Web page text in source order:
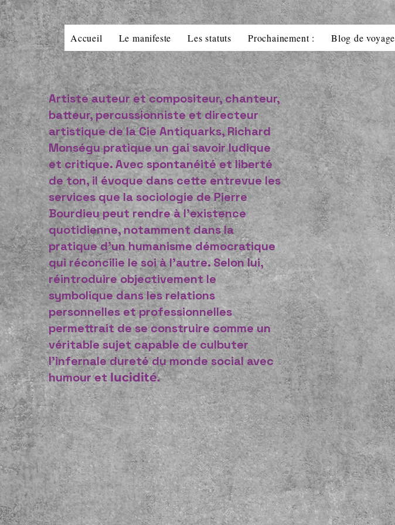
Accueil Le manifeste Les statuts Prochainement : Blog de voyage
Artiste auteur et compositeur, chanteur,
batteur, percussionniste et directeur
artistique de la Cie Antiquarks, Richard
Monségu pratique un gai savoir ludique
et critique. Avec spontanéité et liberté
de ton, il évoque dans cette entrevue les
services que la sociologie de Pierre
Bourdieu peut rendre à l'existence
quotidienne, notamment dans la
pratique d’un humanisme démocratique
qui réconcilie le soi à l’autre. Selon lui,
réintroduire objectivement le
symbolique dans les relations
personnelles et professionnelles
permettrait de se construire comme un
véritable sujet capable de culbuter
l’infernale dureté du monde social avec
humour etlucidité.